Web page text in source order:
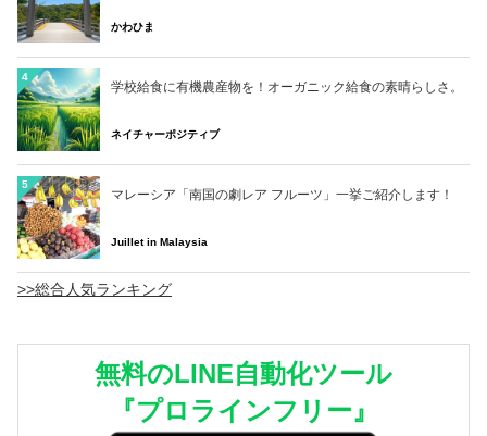
かわひま
4
学校給食に有機農産物を！オーガニック給食の素晴らしさ。
ネイチャーポジティブ
5
マレーシア「南国の劇レア フルーツ」一挙ご紹介します！
Juillet in Malaysia
>>総合人気ランキング
無料のLINE自動化ツール
『プロラインフリー』